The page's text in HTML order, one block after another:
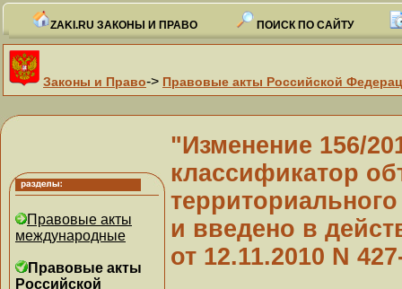
ZAKI.RU ЗАКОНЫ И ПРАВО ПОИСК ПО САЙТУ
Законы и Право-> Правовые акты Российской
Правовые акты
международные
Правовые акты
Российской
"Изменение 156/
классификатор
и введено в
от 12.11.2010 N